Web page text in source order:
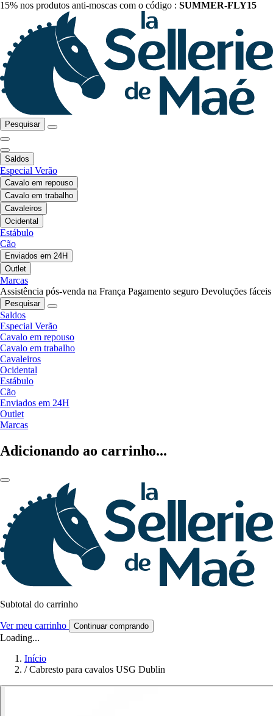
15% nos produtos anti-moscas com o código : SUMMER-FLY15
Pesquisar
Saldos
Especial Verão
Cavalo em repouso
Cavalo em trabalho
Cavaleiros
Ocidental
Estábulo
Cão
Enviados em 24H
Outlet
Marcas
Assistência pós-venda na França Pagamento seguro Devoluções fáceis
Pesquisar
Saldos
Especial Verão
Cavalo em repouso
Cavalo em trabalho
Cavaleiros
Ocidental
Estábulo
Cão
Enviados em 24H
Outlet
Marcas
Adicionando ao carrinho...
Subtotal do carrinho
Ver meu carrinho Continuar comprando
Loading...
Início
/ Cabresto para cavalos USG Dublin